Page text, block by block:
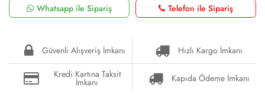
Whatsapp ile Sipariş
Telefon ile Sipariş
Güvenli Alışveriş İmkanı
Hızlı Kargo İmkanı
Kredi Kartına Taksit
İmkanı Kapıda Ödeme İmkanı